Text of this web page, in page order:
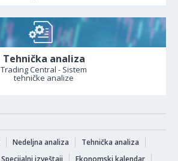
Tehnička analiza
Trading Central - Sistem
tehničke analize
Nedeljna analiza
Tehnička analiza
Specijalni izveštaji Ekonomski kalendar